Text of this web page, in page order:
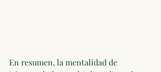
En resumen, la mentalidad de